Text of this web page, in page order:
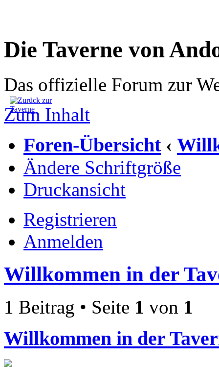
Die Taverne von
Das offizielle Forum zur
Zum Inhalt
Foren-Übersicht ‹
Ändere Schriftgröße
Druckansicht
Registrieren
Anmelden
Willkommen in der
1 Beitrag • Seite 1 von 1
Willkommen in der